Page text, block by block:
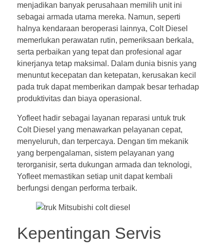
menjadikan banyak perusahaan memilih unit ini
sebagai armada utama mereka. Namun, seperti
halnya kendaraan beroperasi lainnya, Colt Diesel
memerlukan perawatan rutin, pemeriksaan berkala,
serta perbaikan yang tepat dan profesional agar
kinerjanya tetap maksimal. Dalam dunia bisnis yang
menuntut kecepatan dan ketepatan, kerusakan kecil
pada truk dapat memberikan dampak besar terhadap
produktivitas dan biaya operasional.
Yofleet hadir sebagai layanan reparasi untuk truk
Colt Diesel yang menawarkan pelayanan cepat,
menyeluruh, dan terpercaya. Dengan tim mekanik
yang berpengalaman, sistem pelayanan yang
terorganisir, serta dukungan armada dan teknologi,
Yofleet memastikan setiap unit dapat kembali
berfungsi dengan performa terbaik.
Kepentingan Servis